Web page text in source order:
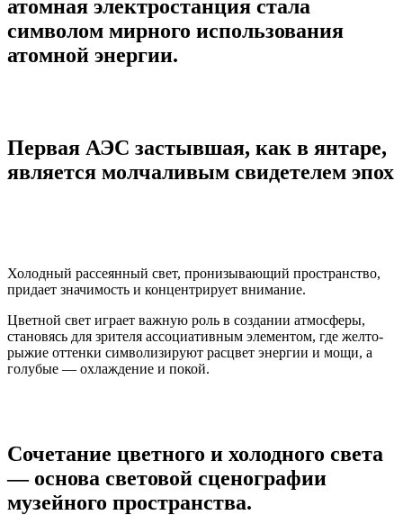
атомная электростанция стала
символом мирного использования
атомной энергии.
Первая АЭС застывшая, как в янтаре,
является молчаливым свидетелем эпох
Холодный рассеянный свет, пронизывающий пространство,
придает значимость и концентрирует внимание.
Цветной свет играет важную роль в создании атмосферы,
становясь для зрителя ассоциативным элементом, где желто-
рыжие оттенки символизируют расцвет энергии и мощи, а
голубые — охлаждение и покой.
Сочетание цветного и холодного света
— основа световой сценографии
музейного пространства.